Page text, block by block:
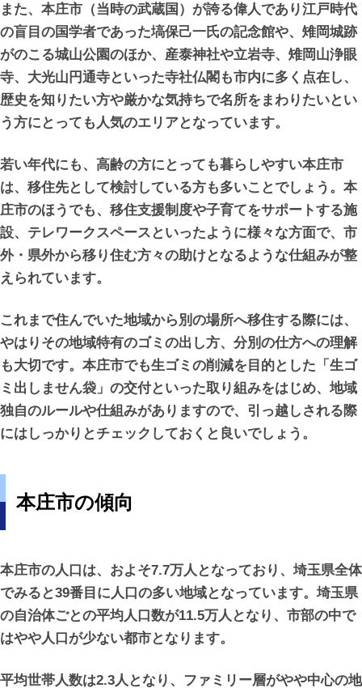
また、本庄市（当時の武蔵国）が誇る偉人であり江戸時代
の盲目の国学者であった塙保己一氏の記念館や、雉岡城跡
がのこる城山公園のほか、産泰神社や立岩寺、雉岡山浄眼
寺、大光山円通寺といった寺社仏閣も市内に多く点在し、
歴史を知りたい方や厳かな気持ちで名所をまわりたいとい
う方にとっても人気のエリアとなっています。
若い年代にも、高齢の方にとっても暮らしやすい本庄市
は、移住先として検討している方も多いことでしょう。本
庄市のほうでも、移住支援制度や子育てをサポートする施
設、テレワークスペースといったように様々な方面で、市
外・県外から移り住む方々の助けとなるような仕組みが整
えられています。
これまで住んでいた地域から別の場所へ移住する際には、
やはりその地域特有のゴミの出し方、分別の仕方への理解
も大切です。本庄市でも生ゴミの削減を目的とした「生ゴ
ミ出しません袋」の交付といった取り組みをはじめ、地域
独自のルールや仕組みがありますので、引っ越しされる際
にはしっかりとチェックしておくと良いでしょう。
本庄市の傾向
本庄市の人口は、およそ7.7万人となっており、埼玉県全体
でみると39番目に人口の多い地域となっています。埼玉県
の自治体ごとの平均人口数が11.5万人となり、市部の中で
はやや人口が少ない都市となります。
平均世帯人数は2.3人となり、ファミリー層がやや中心の地